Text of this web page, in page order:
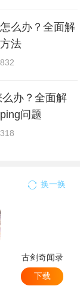
么办？全面解
法
办？全面解
问题
换一换
古剑奇闻录
下载